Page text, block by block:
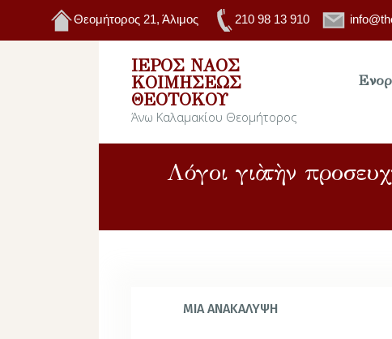
Θεομήτορος 21, Άλιμος 210 98 13 910
ΙΕΡΌΣ ΝΑΌΣ
ΚΟΙΜΉΣΕΩΣ
ΘΕΟΤΌΚΟΥ
Άνω Καλαμακίου Θεομήτορος
Λόγοι γιὰ τὴν
MIA ANAKAΛΥΨΗ